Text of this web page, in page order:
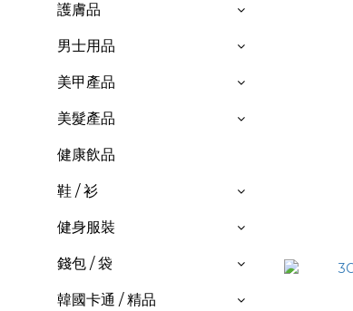
護膚品
男士用品
美甲產品
美髮產品
健康飲品
鞋 / 衫
健身服裝
錢包 / 袋
韓國卡通 / 精品